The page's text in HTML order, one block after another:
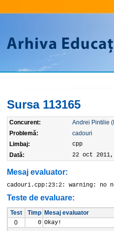
Sursa 113165
Concurent:
Andrei Pintilie
Problemă:
cadouri
Limbaj:
cpp
Dată:
22 oct
Mesaj evaluator:
cadouri.cpp:23:2: warning: no
Teste de evaluare:
Test Timp Mesaj evaluator
0
0 Okay!